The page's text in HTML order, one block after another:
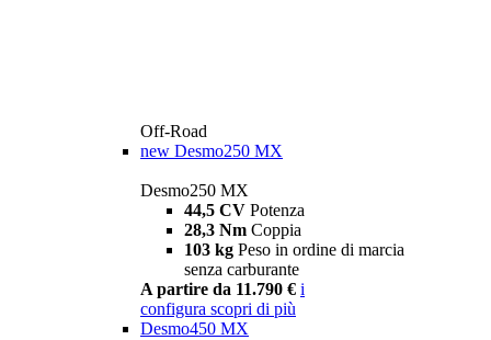
Off-Road
new Desmo250 MX
Desmo250 MX
44,5 CV Potenza
28,3 Nm Coppia
103 kg Peso in ordine di marcia
senza carburante
A partire da 11.790 € i
configura scopri di più
Desmo450 MX